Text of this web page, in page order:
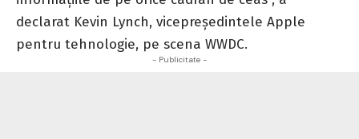
declarat Kevin Lynch, vicepreședintele Apple
pentru tehnologie, pe scena WWDC.
- Publicitate -